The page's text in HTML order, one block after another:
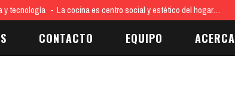
y tecnología La cocina es centro social y estético del hogar…
CONTACTO EQUIPO ACERCA